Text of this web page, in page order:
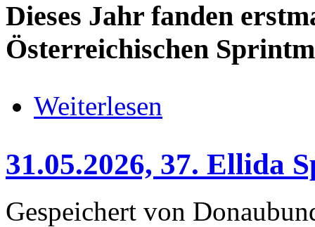
Dieses Jahr fanden
Österreichischen
Weiterlesen
31.05.2026, 37. Ellida
Gespeichert von